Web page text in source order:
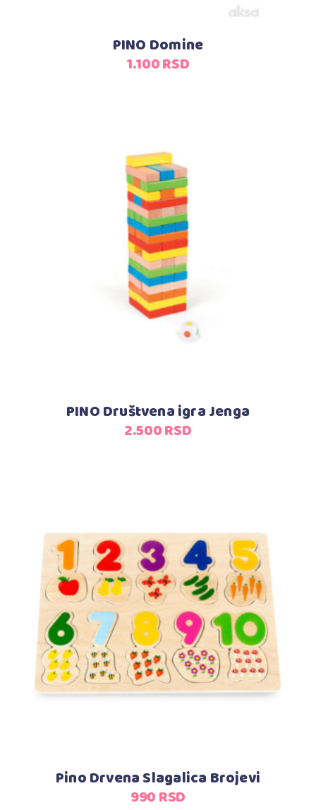
PINO Domine
1.100RSD
Dodaj u korpu
PINO Društvena igra Jenga
2.500RSD
Dodaj u korpu
Pino Drvena Slagalica Brojevi
990RSD